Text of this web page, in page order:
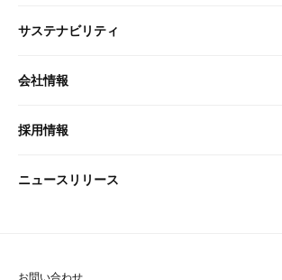
大和総研の強み
先端テクノロジーに基づく新たな価値の創出
政策分析
書籍
セミナー トップ
現在受付中のセミナー・イベント
サステナビリティ
サステナビリティの取り組み
次世代社会への貢献
会社情報
会社情報 トップ
会社概要・役員一覧
採用情報
採用情報 トップ
ニュースリリース
お問い合わせ